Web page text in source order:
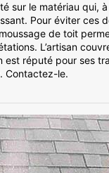
sur le matériau qui,
Pour éviter ces
de toit
L’artisan
est réputé pour ses
Contactez-le.